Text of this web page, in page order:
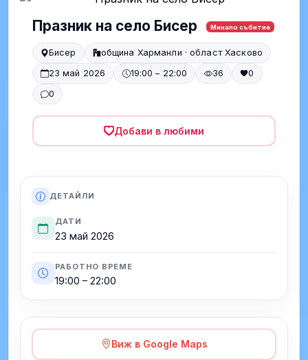
Празник на село Бисер Минало събитие
Бисер
община Харманли · област Хасково
23 май 2026
19:00 – 22:00 36
0
0
Добави в любими
ДЕТАЙЛИ
ДАТИ
23 май 2026
РАБОТНО ВРЕМЕ
19:00 – 22:00
Виж в Google Maps